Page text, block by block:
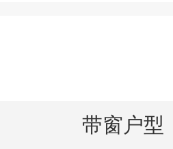
带窗户型